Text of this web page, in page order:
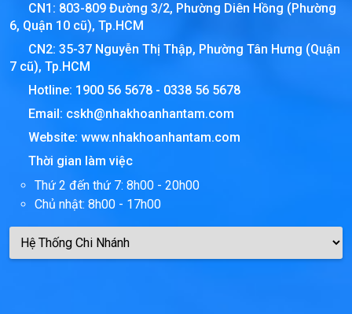
CN1: 803-809 Đường 3/2, Phường Diên Hồng (Phường
6, Quận 10 cũ), Tp.HCM
CN2: 35-37 Nguyễn Thị Thập, Phường Tân Hưng (Quận
7 cũ), Tp.HCM
Hotline: 1900 56 5678 - 0338 56 5678
Email: cskh@nhakhoanhantam.com
Website: www.nhakhoanhantam.com
Thời gian làm việc
Thứ 2 đến thứ 7: 8h00 - 20h00
Chủ nhật: 8h00 - 17h00